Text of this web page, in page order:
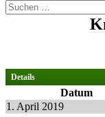
Suchen
nach:
Details
Datum
1. April 2019